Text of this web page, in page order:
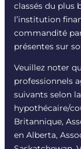
classés du plus
l’institution
commandité
présentes sur
Veuillez noter
professionnels
suivants selon
hypothécaire/
Britannique,
en Alberta,